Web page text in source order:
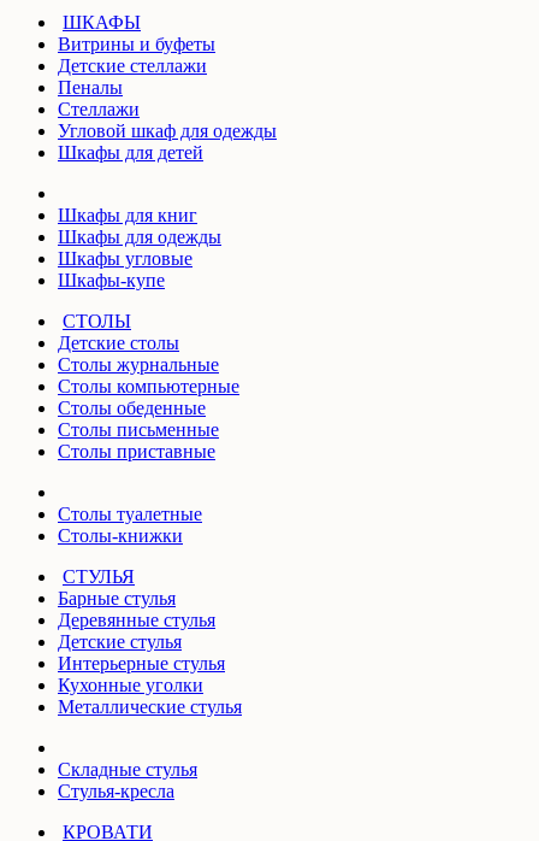
ШКАФЫ
Витрины и буфеты
Детские стеллажи
Пеналы
Стеллажи
Угловой шкаф для одежды
Шкафы для детей
Шкафы для книг
Шкафы для одежды
Шкафы угловые
Шкафы-купе
СТОЛЫ
Детские столы
Столы журнальные
Столы компьютерные
Столы обеденные
Столы письменные
Столы приставные
Столы туалетные
Столы-книжки
СТУЛЬЯ
Барные стулья
Деревянные стулья
Детские стулья
Интерьерные стулья
Кухонные уголки
Металлические стулья
Складные стулья
Стулья-кресла
КРОВАТИ